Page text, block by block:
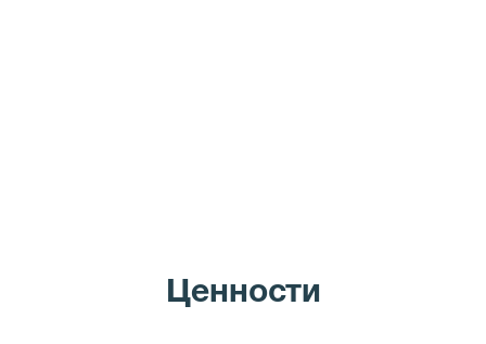
Ценности